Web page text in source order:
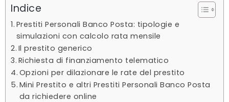
Indice
Prestiti Personali Banco Posta: tipologie e
simulazioni con calcolo rata mensile
Il prestito generico
Richiesta di finanziamento telematico
Opzioni per dilazionare le rate del prestito
Mini Prestito e altri Prestiti Personali Banco Posta
da richiedere online